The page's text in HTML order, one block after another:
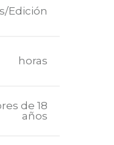
Edición
horas
de 18
años